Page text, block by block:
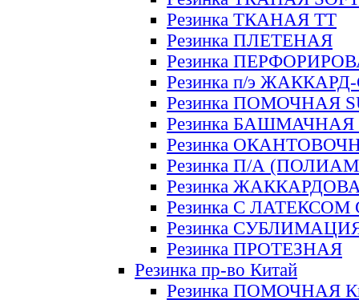
Резинка ТКАНАЯ ТТ
Резинка ПЛЕТЕНАЯ
Резинка
Резинка п/э
Резинка ПОМОЧНАЯ
Резинка БАШМАЧНАЯ
Резинка
Резинка П/А
Резинка
Резинка С ЛАТЕКСОМ
Резинка
Резинка ПРОТЕЗНАЯ
Резинка пр-во Китай
Резинка ПОМОЧНАЯ